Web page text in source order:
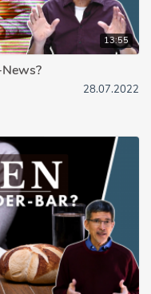
13:55
28.07.2022